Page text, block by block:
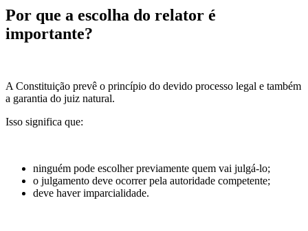
Por que a escolha do relator é
importante?
A Constituição prevê o princípio do devido processo legal e também
a garantia do juiz natural.
Isso significa que:
ninguém pode escolher previamente quem vai julgá-lo;
o julgamento deve ocorrer pela autoridade competente;
deve haver imparcialidade.